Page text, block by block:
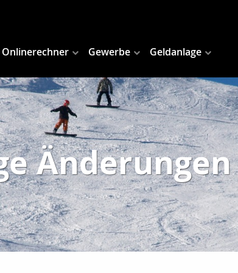
Onlinerechner Gewerbe Geldanlage
Änderungen